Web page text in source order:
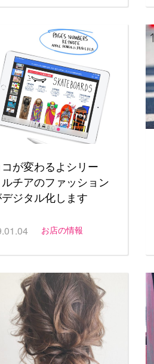
コが変わるよシリー
チアのファッション
ジタル化します
お店の情報